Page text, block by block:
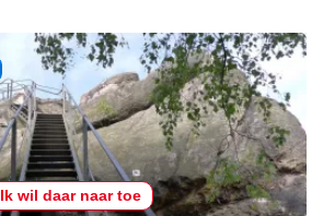
Ik wil daar naar toe